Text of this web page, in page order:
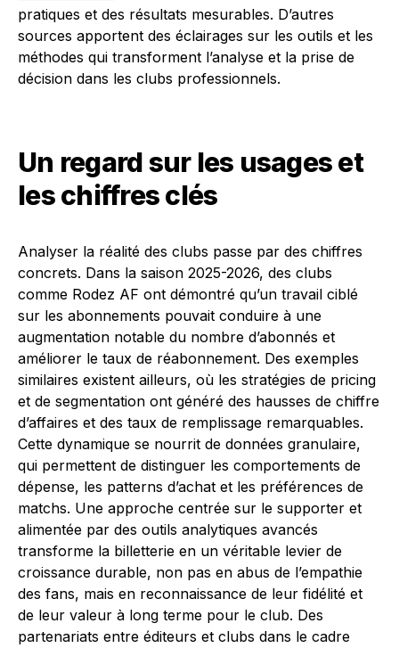
pratiques et des résultats mesurables. D’autres
sources apportent des éclairages sur les outils et les
méthodes qui transforment l’analyse et la prise de
décision dans les clubs professionnels.
Un regard sur les usages et
les chiffres clés
Analyser la réalité des clubs passe par des chiffres
concrets. Dans la saison 2025-2026, des clubs
comme Rodez AF ont démontré qu’un travail ciblé
sur les abonnements pouvait conduire à une
augmentation notable du nombre d’abonnés et
améliorer le taux de réabonnement. Des exemples
similaires existent ailleurs, où les stratégies de pricing
et de segmentation ont généré des hausses de chiffre
d’affaires et des taux de remplissage remarquables.
Cette dynamique se nourrit de données granulaire,
qui permettent de distinguer les comportements de
dépense, les patterns d’achat et les préférences de
matchs. Une approche centrée sur le supporter et
alimentée par des outils analytiques avancés
transforme la billetterie en un véritable levier de
croissance durable, non pas en abus de l’empathie
des fans, mais en reconnaissance de leur fidélité et
de leur valeur à long terme pour le club. Des
partenariats entre éditeurs et clubs dans le cadre